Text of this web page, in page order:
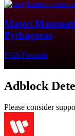
Materi
Pythagoras
Fifih Fauziah
Adblock
Please consider